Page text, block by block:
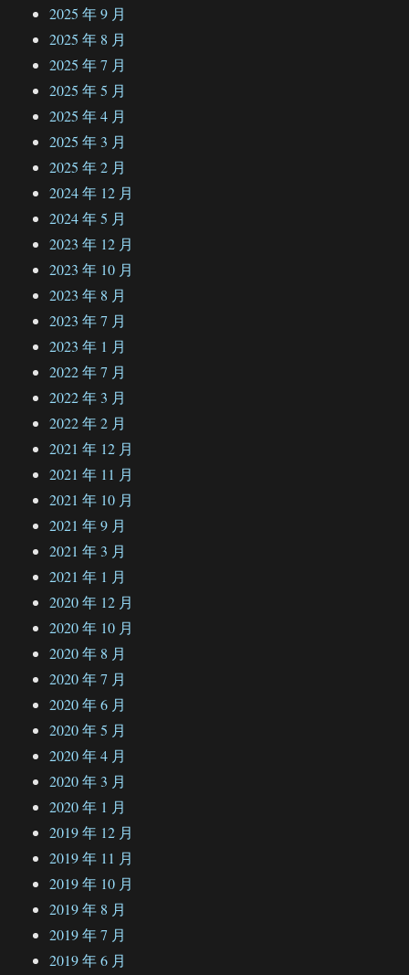
2025 年 9 月
2025 年 8 月
2025 年 7 月
2025 年 5 月
2025 年 4 月
2025 年 3 月
2025 年 2 月
2024 年 12 月
2024 年 5 月
2023 年 12 月
2023 年 10 月
2023 年 8 月
2023 年 7 月
2023 年 1 月
2022 年 7 月
2022 年 3 月
2022 年 2 月
2021 年 12 月
2021 年 11 月
2021 年 10 月
2021 年 9 月
2021 年 3 月
2021 年 1 月
2020 年 12 月
2020 年 10 月
2020 年 8 月
2020 年 7 月
2020 年 6 月
2020 年 5 月
2020 年 4 月
2020 年 3 月
2020 年 1 月
2019 年 12 月
2019 年 11 月
2019 年 10 月
2019 年 8 月
2019 年 7 月
2019 年 6 月